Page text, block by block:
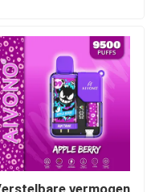
van CBD
vermogen